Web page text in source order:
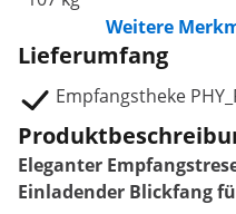
Weitere
Lieferumfang
Empfangstheke
Eleganter
Einladender Blickfang